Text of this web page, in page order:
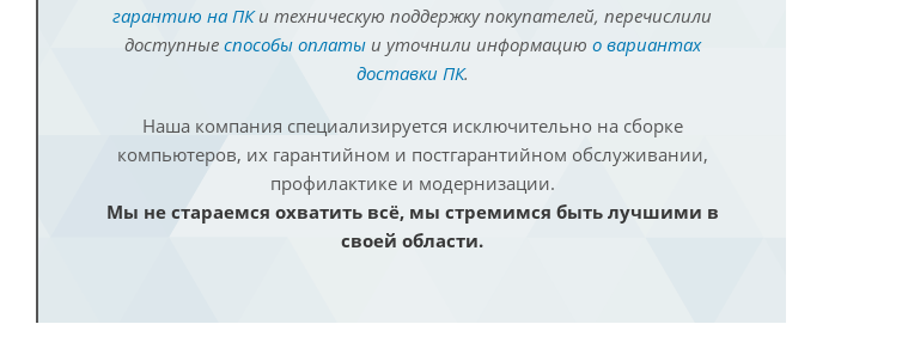
гарантию на ПКи техническую поддержку покупателей, перечислили
доступные способы оплатыи уточнили информацию о вариантах
доставки ПК.
Наша компания специализируется исключительно на сборке
компьютеров, их гарантийном и постгарантийном обслуживании,
профилактике и модернизации.
Мы не стараемся охватить всё, мы стремимся быть лучшими в
своей области.